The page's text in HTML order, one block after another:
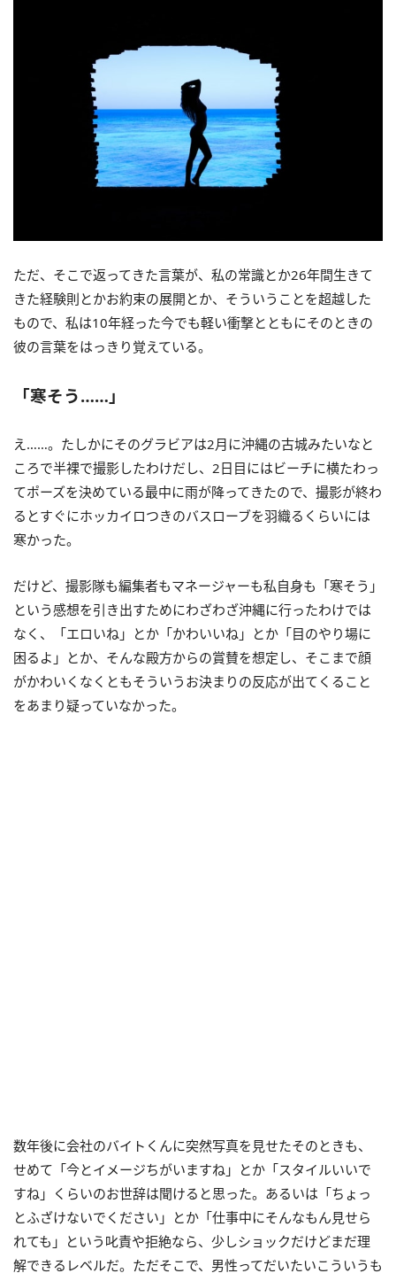
ただ、そこで返ってきた言葉が、私の常識とか26年間生きて
きた経験則とかお約束の展開とか、そういうことを超越した
もので、私は10年経った今でも軽い衝撃とともにそのときの
彼の言葉をはっきり覚えている。
「寒そう……」
え……。たしかにそのグラビアは2月に沖縄の古城みたいなと
ころで半裸で撮影したわけだし、2日目にはビーチに横たわっ
てポーズを決めている最中に雨が降ってきたので、撮影が終わ
るとすぐにホッカイロつきのバスローブを羽織るくらいには
寒かった。
だけど、撮影隊も編集者もマネージャーも私自身も「寒そう」
という感想を引き出すためにわざわざ沖縄に行ったわけでは
なく、「エロいね」とか「かわいいね」とか「目のやり場に
困るよ」とか、そんな殿方からの賞賛を想定し、そこまで顔
がかわいくなくともそういうお決まりの反応が出てくること
をあまり疑っていなかった。
数年後に会社のバイトくんに突然写真を見せたそのときも、
せめて「今とイメージちがいますね」とか「スタイルいいで
すね」くらいのお世辞は聞けると思った。あるいは「ちょっ
とふざけないでください」とか「仕事中にそんなもん見せら
れても」という叱責や拒絶なら、少しショックだけどまだ理
解できるレベルだ。ただそこで、男性ってだいたいこういうも